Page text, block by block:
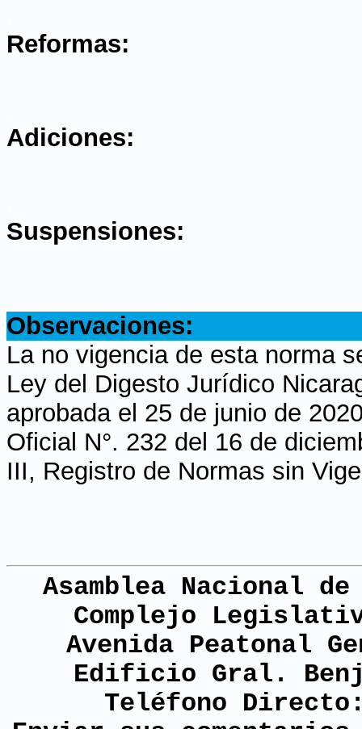
Reformas:
Adiciones:
Suspensiones:
Observaciones:
La no vigencia de esta norma
Ley del Digesto Jurídico
aprobada el 25 de junio de
Oficial N°. 232 del 16 de
III, Registro de Normas sin
Asamblea Nacional
Complejo
Avenida Peatonal
Edificio Gral.
Teléfono